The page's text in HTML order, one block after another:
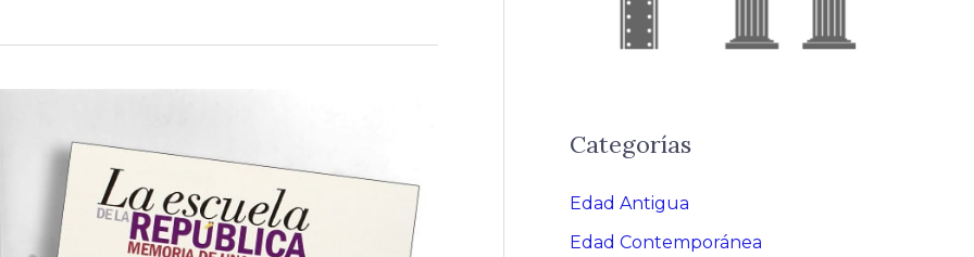
Categorías
Edad Antigua
Edad Contemporánea